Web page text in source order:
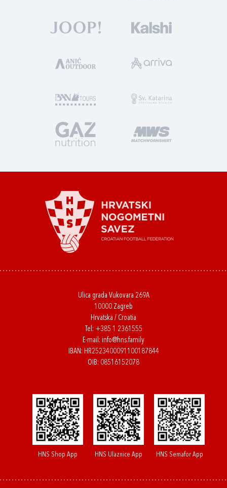
Ulica grada Vukovara 269A
10000 Zagreb
Hrvatska / Croatia
Tel: +385 1 2361555
E-mail: info@hns.family
IBAN: HR2523400091100187844
OIB: 08516152078
HNS Shop App HNS Ulaznice App HNS Semafor App